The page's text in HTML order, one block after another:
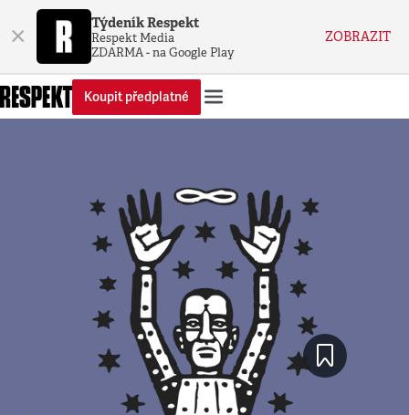
× Týdeník Respekt
Respekt Media
ZDARMA - na Google Play
ZOBRAZIT
Koupit předplatné